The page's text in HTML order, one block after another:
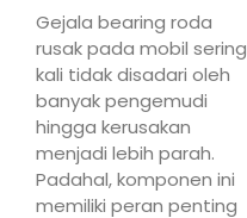
Gejala bearing roda
rusak pada mobil sering
kali tidak disadari oleh
banyak pengemudi
hingga kerusakan
menjadi lebih parah.
Padahal, komponen ini
memiliki peran penting